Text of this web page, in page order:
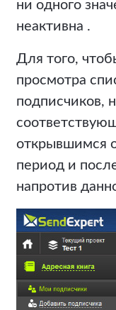
ни одного
неактивна .
Для того,
просмотра
подписчиков,
открывшимся
период и
напротив